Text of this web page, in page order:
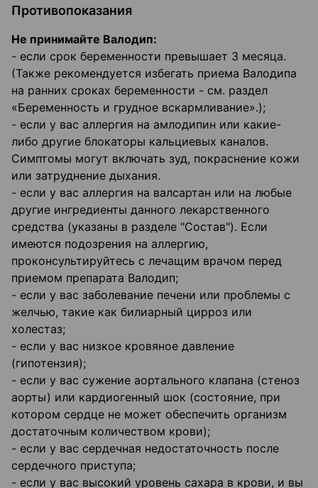
Противопоказания
Не принимайте Валодип:
- если срок беременности превышает 3 месяца.
(Также рекомендуется избегать приема Валодипа
на ранних сроках беременности - см. раздел
«Беременность и грудное вскармливание».);
- если у вас аллергия на амлодипин или какие-
либо другие блокаторы кальциевых каналов.
Симптомы могут включать зуд, покраснение кожи
или затруднение дыхания.
- если у вас аллергия на валсартан или на любые
другие ингредиенты данного лекарственного
средства (указаны в разделе "Состав"). Если
имеются подозрения на аллергию,
проконсультируйтесь с лечащим врачом перед
приемом препарата Валодип;
- если у вас заболевание печени или проблемы с
желчью, такие как билиарный цирроз или
холестаз;
- если у вас низкое кровяное давление
(гипотензия);
- если у вас сужение аортального клапана (стеноз
аорты) или кардиогенный шок (состояние, при
котором сердце не может обеспечить организм
достаточным количеством крови);
- если у вас сердечная недостаточность после
сердечного приступа;
- если у вас высокий уровень сахара в крови, и вы